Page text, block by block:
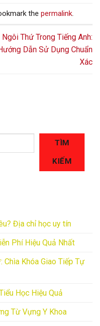
the permalink
Ngôi Thứ Trong Tiếng Anh:
Dẫn Sử Dụng Chuẩn
Xác
TÌM
KIẾM
Địa chỉ học uy tín
Phí Hiệu Quả Nhất
Chìa Khóa Giao Tiếp Tự
Học Hiệu Quả
Từ Vựng Y Khoa